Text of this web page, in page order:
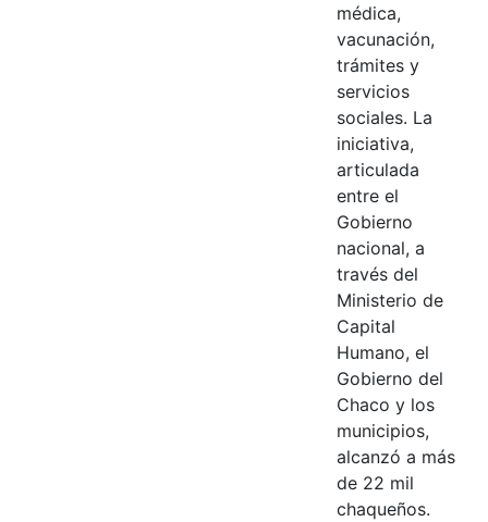
médica,
vacunación,
trámites y
servicios
sociales. La
iniciativa,
articulada
entre el
Gobierno
nacional, a
través del
Ministerio de
Capital
Humano, el
Gobierno del
Chaco y los
municipios,
alcanzó a más
de 22 mil
chaqueños.